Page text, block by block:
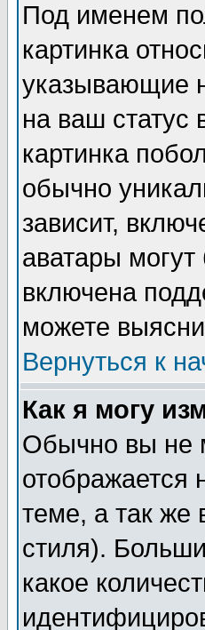
Под именем
картинка
указывающие
на ваш статус
картинка
обычно
зависит,
аватары
включена
можете
Вернуться к
Как я могу
Обычно вы не
отображается
теме, а так же
стиля).
какое